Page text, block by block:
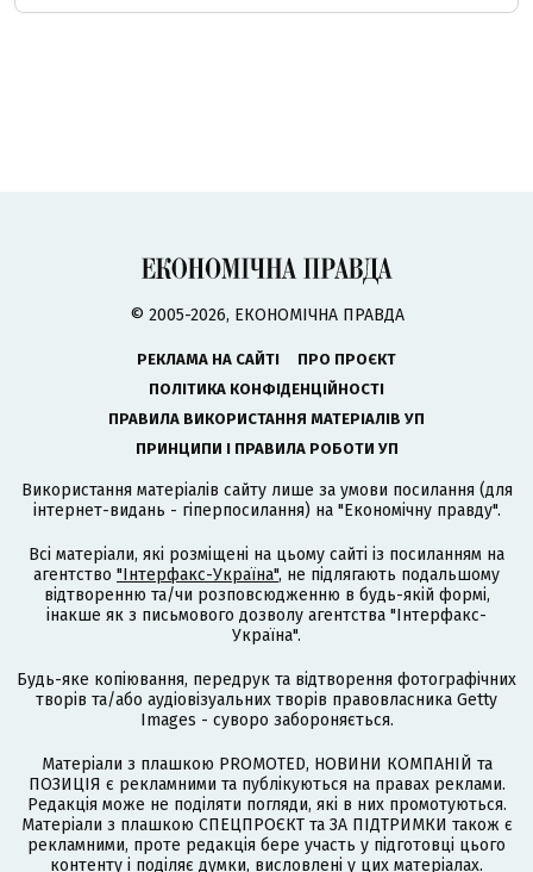
© 2005-2026, ЕКОНОМІЧНА ПРАВДА
РЕКЛАМА НА САЙТІ
ПРО ПРОЄКТ
ПОЛІТИКА КОНФІДЕНЦІЙНОСТІ
ПРАВИЛА ВИКОРИСТАННЯ МАТЕРІАЛІВ УП
ПРИНЦИПИ І ПРАВИЛА РОБОТИ УП
Використання матеріалів сайту лише за умови посилання (для
інтернет-видань - гіперпосилання) на "Економічну правду".
Всі матеріали, які розміщені на цьому сайті із посиланням на
агентство "Інтерфакс-Україна", не підлягають подальшому
відтворенню та/чи розповсюдженню в будь-якій формі,
інакше як з письмового дозволу агентства "Інтерфакс-
Україна".
Будь-яке копіювання, передрук та відтворення фотографічних
творів та/або аудіовізуальних творів правовласника Getty
Images - суворо забороняється.
Матеріали з плашкою PROMOTED, НОВИНИ КОМПАНІЙ та
ПОЗИЦІЯ є рекламними та публікуються на правах реклами.
Редакція може не поділяти погляди, які в них промотуються.
Матеріали з плашкою СПЕЦПРОЄКТ та ЗА ПІДТРИМКИ також є
рекламними, проте редакція бере участь у підготовці цього
контенту і поділяє думки, висловлені у цих матеріалах.